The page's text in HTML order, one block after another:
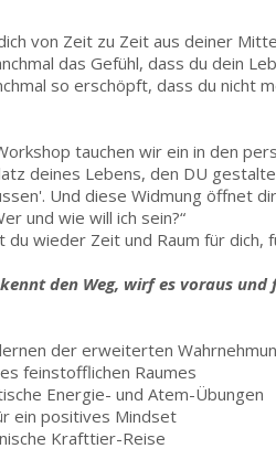
von Zeit zu Zeit aus deiner
das Gefühl, dass du dein
so erschöpft, dass du nicht
tauchen wir ein in den
deines Lebens, den DU
Und diese Widmung öffnet
und wie will ich sein?“
du wieder Zeit und Raum für
den Weg, wirf es voraus
der erweiterten
feinstofflichen Raumes
Energie- und Atem-Übungen
ein positives Mindset
Krafttier-Reise